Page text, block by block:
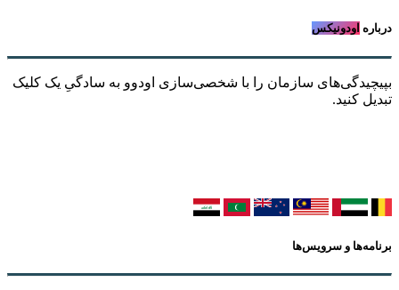
درباره اودونیکس
بپیچیدگی‌های سازمان را با شخصی‌سازی اودوو به سادگیِ یک کلیک
تبدیل کنید.
برنامه‌ها و سرویس‌ها